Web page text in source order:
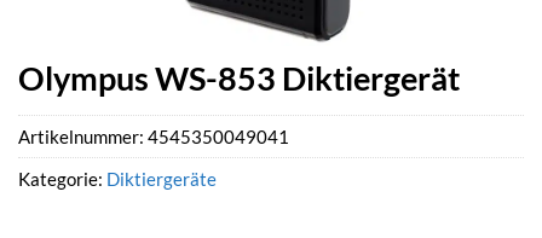
Olympus WS-853 Diktiergerät
Artikelnummer: 4545350049041
Kategorie: Diktiergeräte